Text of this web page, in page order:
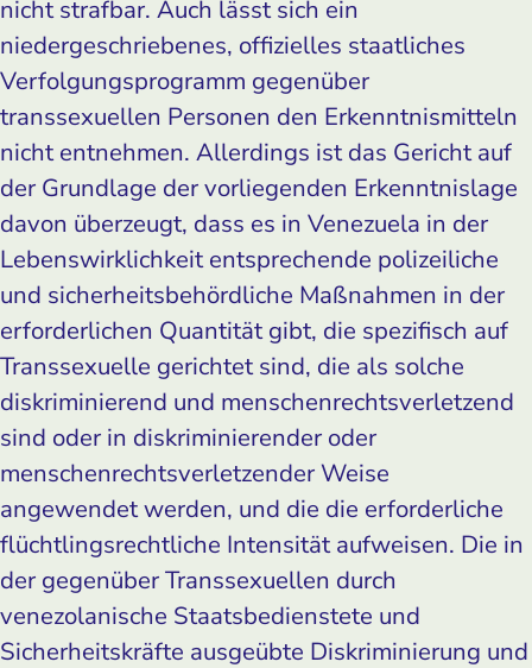
nicht strafbar. Auch lässt sich ein
niedergeschriebenes, offizielles staatliches
Verfolgungsprogramm gegenüber
transsexuellen Personen den Erkenntnismitteln
nicht entnehmen. Allerdings ist das Gericht auf
der Grundlage der vorliegenden Erkenntnislage
davon überzeugt, dass es in Venezuela in der
Lebenswirklichkeit entsprechende polizeiliche
und sicherheitsbehördliche Maßnahmen in der
erforderlichen Quantität gibt, die spezifisch auf
Transsexuelle gerichtet sind, die als solche
diskriminierend und menschenrechtsverletzend
sind oder in diskriminierender oder
menschenrechtsverletzender Weise
angewendet werden, und die die erforderliche
flüchtlingsrechtliche Intensität aufweisen. Die in
der gegenüber Transsexuellen durch
venezolanische Staatsbedienstete und
Sicherheitskräfte ausgeübte Diskriminierung und